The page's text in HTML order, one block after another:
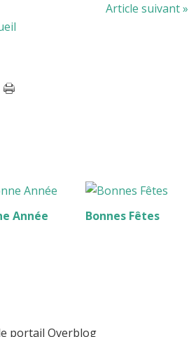
Article suivant »
Année Bonnes Fêtes
portail Overblog